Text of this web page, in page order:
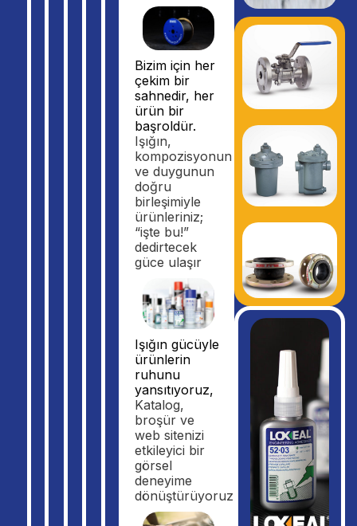
Bizim için her
çekim bir
sahnedir, her
ürün bir
başroldür.
Işığın,
kompozisyonun
ve duygunun
doğru
birleşimiyle
ürünleriniz;
“işte bu!”
dedirtecek
güce ulaşır
Işığın gücüyle
ürünlerin
ruhunu
yansıtıyoruz,
Katalog,
broşür ve
web sitenizi
etkileyici bir
görsel
deneyime
dönüştürüyoruz.